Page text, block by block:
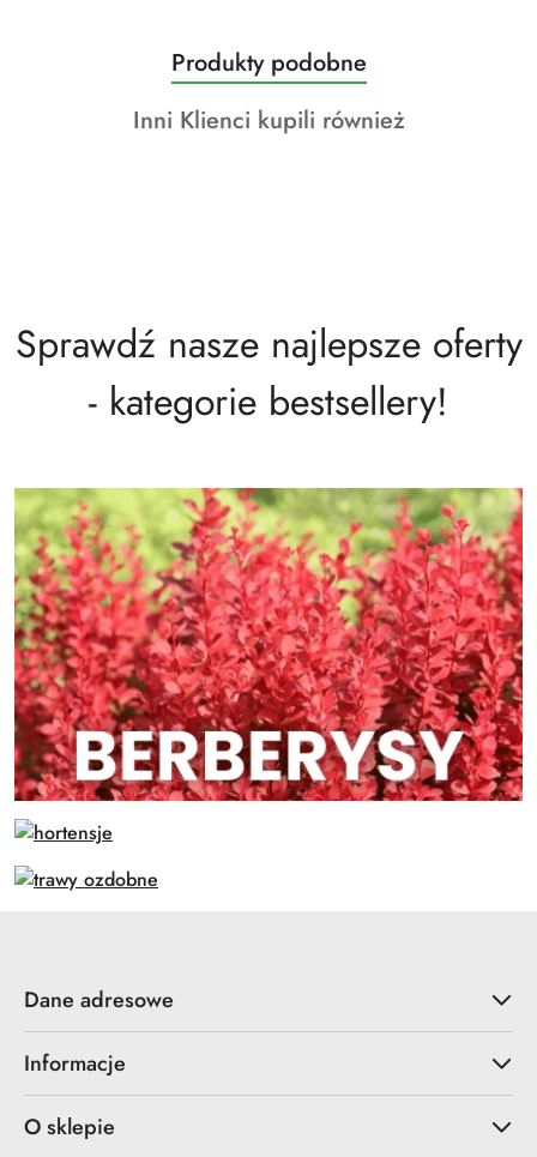
Pomiń karuzelę produktów
Produkty
o
statusie:
Produkty podobne
Produkty
Inni Klienci kupili również
Sprawdź nasze najlepsze oferty
- kategorie bestsellery!
Dane adresowe
Informacje
O sklepie